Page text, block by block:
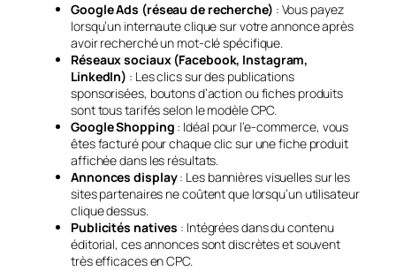
Google Ads (réseau de recherche) : Vous payez
lorsqu’un internaute clique sur votre annonce après
avoir recherché un mot-clé spécifique.
Réseaux sociaux (Facebook, Instagram,
LinkedIn) : Les clics sur des publications
sponsorisées, boutons d’action ou fiches produits
sont tous tarifés selon le modèle CPC.
Google Shopping : Idéal pour l’e-commerce, vous
êtes facturé pour chaque clic sur une fiche produit
affichée dans les résultats.
Annonces display: Les bannières visuelles sur les
sites partenaires ne coûtent que lorsqu’un utilisateur
clique dessus.
Publicités natives : Intégrées dans du contenu
éditorial, ces annonces sont discrètes et souvent
très efficaces en CPC.